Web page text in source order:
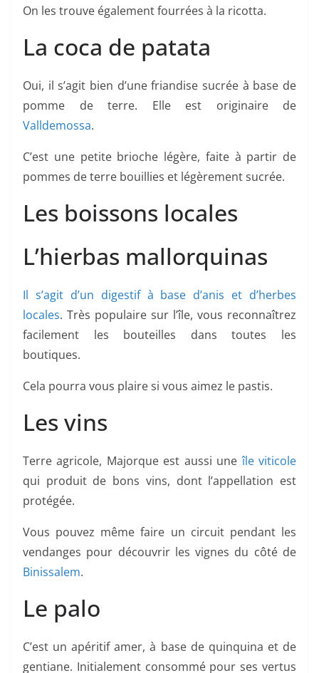
On les trouve également fourrées à la ricotta.
La coca de patata
Oui, il s’agit bien d’une friandise sucrée à base de
pomme de terre. Elle est originaire de
Valldemossa.
C’est une petite brioche légère, faite à partir de
pommes de terre bouillies et légèrement sucrée.
Les boissons locales
L’hierbas mallorquinas
Il s’agit d’un digestif à base d’anis et d’herbes
locales. Très populaire sur l’île, vous reconnaîtrez
facilement les bouteilles dans toutes les
boutiques.
Cela pourra vous plaire si vous aimez le pastis.
Les vins
Terre agricole, Majorque est aussi uneîle viticole
qui produit de bons vins, dont l’appellation est
protégée.
Vous pouvez même faire un circuit pendant les
vendanges pour découvrir les vignes du côté de
Binissalem.
Le palo
C’est un apéritif amer, à base de quinquina et de
gentiane. Initialement consommé pour ses vertus